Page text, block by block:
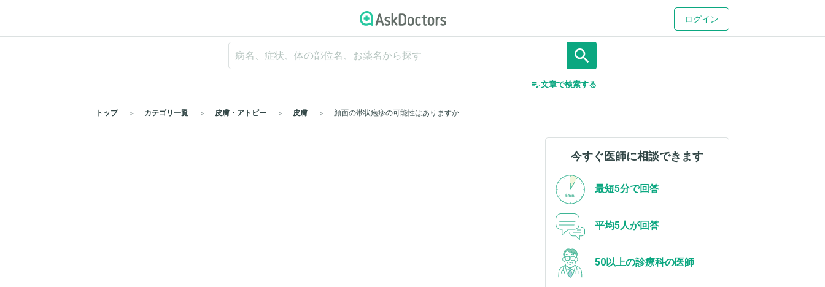
ログイン
search
edit_note文章で検索する
トップ カテゴリ一覧 皮膚・アトピー 皮膚 顔面の帯状疱疹の可能性はありますか
今すぐ医師に相談できます
最短5分で回答
平均5人が回答
50以上の診療科の医師